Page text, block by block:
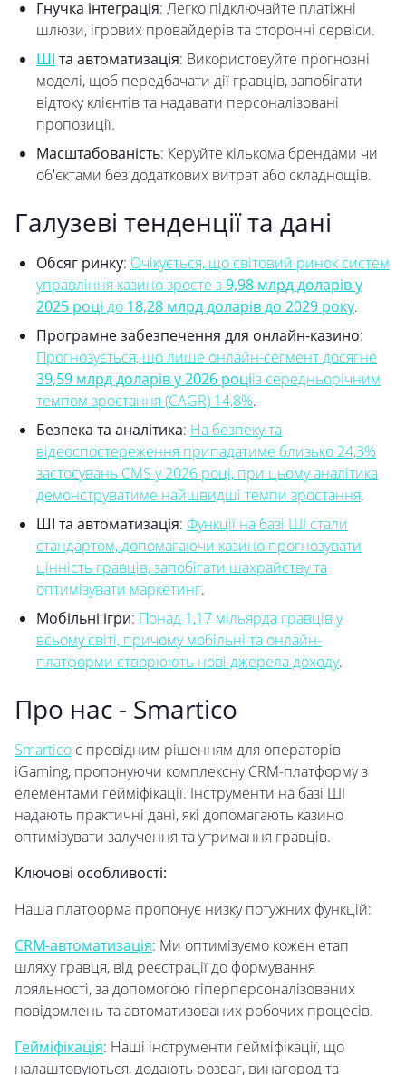
Гнучка інтеграція: Легко підключайте платіжні
шлюзи, ігрових провайдерів та сторонні сервіси.
ШІ та автоматизація: Використовуйте прогнозні
моделі, щоб передбачати дії гравців, запобігати
відтоку клієнтів та надавати персоналізовані
пропозиції.
Масштабованість: Керуйте кількома брендами чи
об'єктами без додаткових витрат або складнощів.
Галузеві тенденції та дані
Обсяг ринку: Очікується, що світовий ринок систем
управління казино зросте з9,98 млрд доларів у
2025 році до 18,28 млрд доларів до 2029 року.
Програмне забезпечення для онлайн-казино:
Прогнозується, що лише онлайн-сегмент досягне
39,59 млрд доларів у 2026 роцііз середньорічним
темпом зростання (CAGR) 14,8%.
Безпека та аналітика: На безпеку та
відеоспостереження припадатиме близько 24,3%
застосувань CMS у 2026 році, при цьому аналітика
демонструватиме найшвидші темпи зростання.
ШІ та автоматизація: Функції на базі ШІ стали
стандартом, допомагаючи казино прогнозувати
цінність гравців, запобігати шахрайству та
оптимізувати маркетинг.
Мобільні ігри: Понад 1,17 мільярда гравців у
всьому світі, причому мобільні та онлайн-
платформи створюють нові джерела доходу.
Про нас - Smartico
Smartico є провідним рішенням для операторів
iGaming, пропонуючи комплексну CRM-платформу з
елементами гейміфікації. Інструменти на базі ШІ
надають практичні дані, які допомагають казино
оптимізувати залучення та утримання гравців.
Ключові особливості:
Наша платформа пропонує низку потужних функцій:
CRM-автоматизація: Ми оптимізуємо кожен етап
шляху гравця, від реєстрації до формування
лояльності, за допомогою гіперперсоналізованих
повідомлень та автоматизованих робочих процесів.
Гейміфікація: Наші інструменти гейміфікації, що
налаштовуються, додають розваг, винагород та